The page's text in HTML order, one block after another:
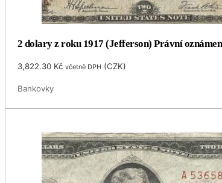
2 dolary z roku 1917 (Jefferson) Právní
3,822.30 Kč včetně DPH(CZK)
Bankovky